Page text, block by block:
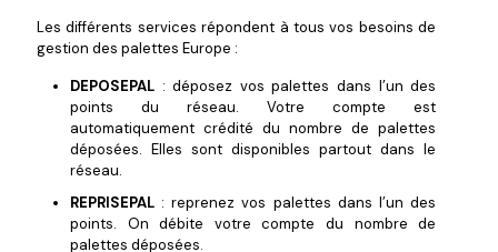
Les différents services répondent à tous vos besoins de
gestion des palettes Europe :
DEPOSEPAL : déposez vos palettes dans l’un des
points du réseau. Votre compte est
automatiquement crédité du nombre de palettes
déposées. Elles sont disponibles partout dans le
réseau.
REPRISEPAL : reprenez vos palettes dans l’un des
points. On débite votre compte du nombre de
palettes déposées.